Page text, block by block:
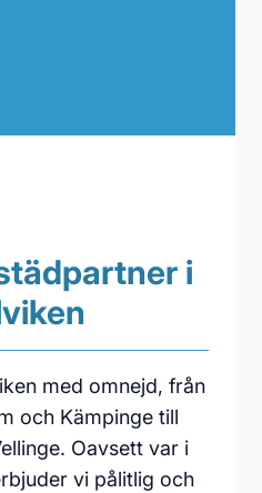
i
med omnejd, från
och Kämpinge till
Oavsett var i
vi pålitlig och